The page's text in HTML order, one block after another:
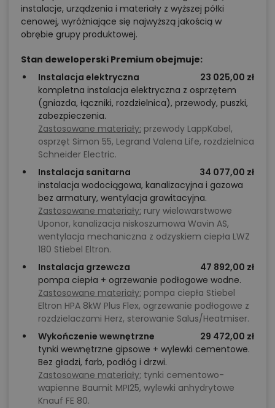
instalacje, urządzenia i materiały z wyższej półki
cenowej, wyróżniające się najwyższą jakością w
obrębie grupy produktowej.
Stan deweloperski Premium obejmuje:
Instalacja elektryczna
23 025,00 zł
kompletna instalacja elektryczna z osprzętem
(gniazda, łączniki, rozdzielnica), przewody, puszki,
zabezpieczenia.
Zastosowane materiały: przewody LappKabel,
osprzęt Simon 55, Legrand Valena Life, rozdzielnica
Schneider Electric.
Instalacja sanitarna
34 077,00 zł
instalacja wodociągowa, kanalizacyjna i gazowa
bez armatury, wentylacja grawitacyjna.
Zastosowane materiały: rury wielowarstwowe
Uponor, kanalizacja niskoszumowa Wavin AS,
wentylacja mechaniczna z odzyskiem ciepła LWZ
180 Stiebel Eltron.
Instalacja grzewcza
47 892,00 zł
pompa ciepła + ogrzewanie podłogowe wodne.
Zastosowane materiały: pompa ciepła Stiebel
Eltron HPA 8kW Plus Flex, ogrzewanie podłogowe z
rozdzielaczami Herz, sterowanie Salus/Heatmiser.
Wykończenie wewnętrzne
29 472,00 zł
tynki wewnętrzne gipsowe + wylewki cementowe.
Bez gładzi, farb, podłóg i drzwi.
Zastosowane materiały: tynki cementowo-
wapienne Baumit MPI25, wylewki anhydrytowe
Knauf FE 80.